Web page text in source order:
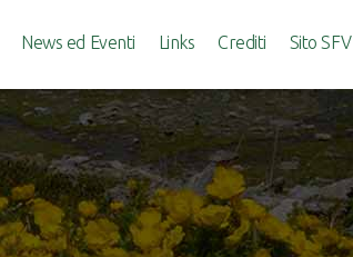
News ed Eventi Links Crediti Sito SFV